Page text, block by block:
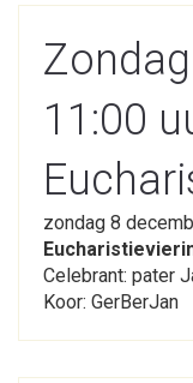
11:00
zondag 8
Celebrant: pater
Koor: GerBerJan